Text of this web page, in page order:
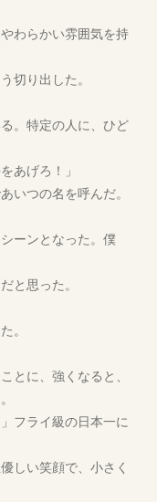
わらかい雰囲気を持
切り出した。
。特定の人に、ひど
あげろ！」
いつの名を呼んだ。
ーンとなった。僕
と思った。
。
とに、強くなると、
フライ級の日本一に
しい笑顔で、小さく